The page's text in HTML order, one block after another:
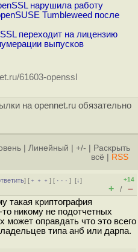
нарушила работу
Tumbleweed после
переходит на лицензию
выпусков
61603-openssl
на opennet.ru обязательно
Линейный +/-
Раскрыть
всё
RSS
] [ ﹢﹢﹢] [ · · ·][↓]
+14
+ / –
такая криптография
никому не подотчетных
может оправдать что это всего
типа анб или дарпа.